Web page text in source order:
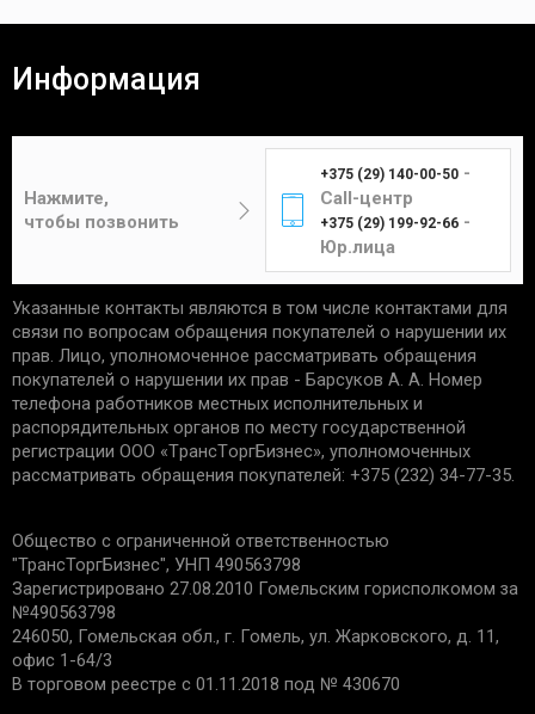
среднем занимает 3-7 дней.
Цена составит от 4 до 12 рублей в
зависимости от габаритов и веса изделия.
Курьер
Доставка товаров курьером
осуществляется по будням с 10:00 до 22:00.
Гомель - 6 рублей
Могилев - 6 рублей
Светлогорск - 6 рублей
Речица - 6 рублей
Покупатель вправе вернуть товар в течение 14
необходимы:
отсутствие следов установки;
чек, подтверждающий приобретение;
Единственным подтверждением установки товара
является акт выполненных работ с названием
услуги и устанавливаемой детали. Гарантийные
обязательства не распространяются:
на запчасти со следами механических
повреждений.
воздействий, нарушения правил установки/
хранения;
на дефекты из-за износа деталей, в срок
установленный производителем;
если причиной поломки стала
Информация
Нажмите,
чтобы позвонить
+375 (29) 140-00-50 -
Call-центр
+375 (29) 199-92-66 -
Юр.лица
Указанные контакты являются в том числе контактами для
связи по вопросам обращения покупателей о нарушении их
прав. Лицо, уполномоченное рассматривать обращения
покупателей о нарушении их прав - Барсуков А. А. Номер
телефона работников местных исполнительных и
распорядительных органов по месту государственной
регистрации ООО «TрaнcТopгБизнec», уполномоченных
рассматривать обращения покупателей: +375 (232) 34-77-35.
Общество с ограниченной ответственностью
"ТрансТоргБизнес", УНП 490563798
Зарегистрировано 27.08.2010 Гомельским горисполкомом за
№490563798
246050, Гомельская обл., г. Гомель, ул. Жарковского, д. 11,
офис 1-64/3
В торговом реестре с 01.11.2018 под № 430670